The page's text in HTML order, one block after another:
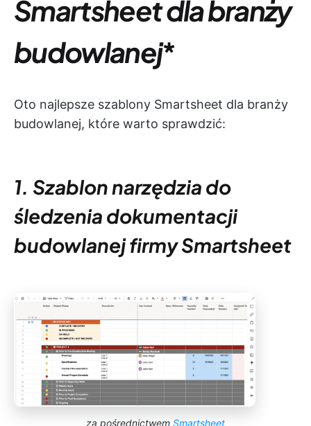
Smartsheet dla branży
budowlanej*
Oto najlepsze szablony Smartsheet dla branży
budowlanej, które warto sprawdzić:
1. Szablon narzędzia do
śledzenia dokumentacji
budowlanej firmy Smartsheet
za pośrednictwem Smartsheet